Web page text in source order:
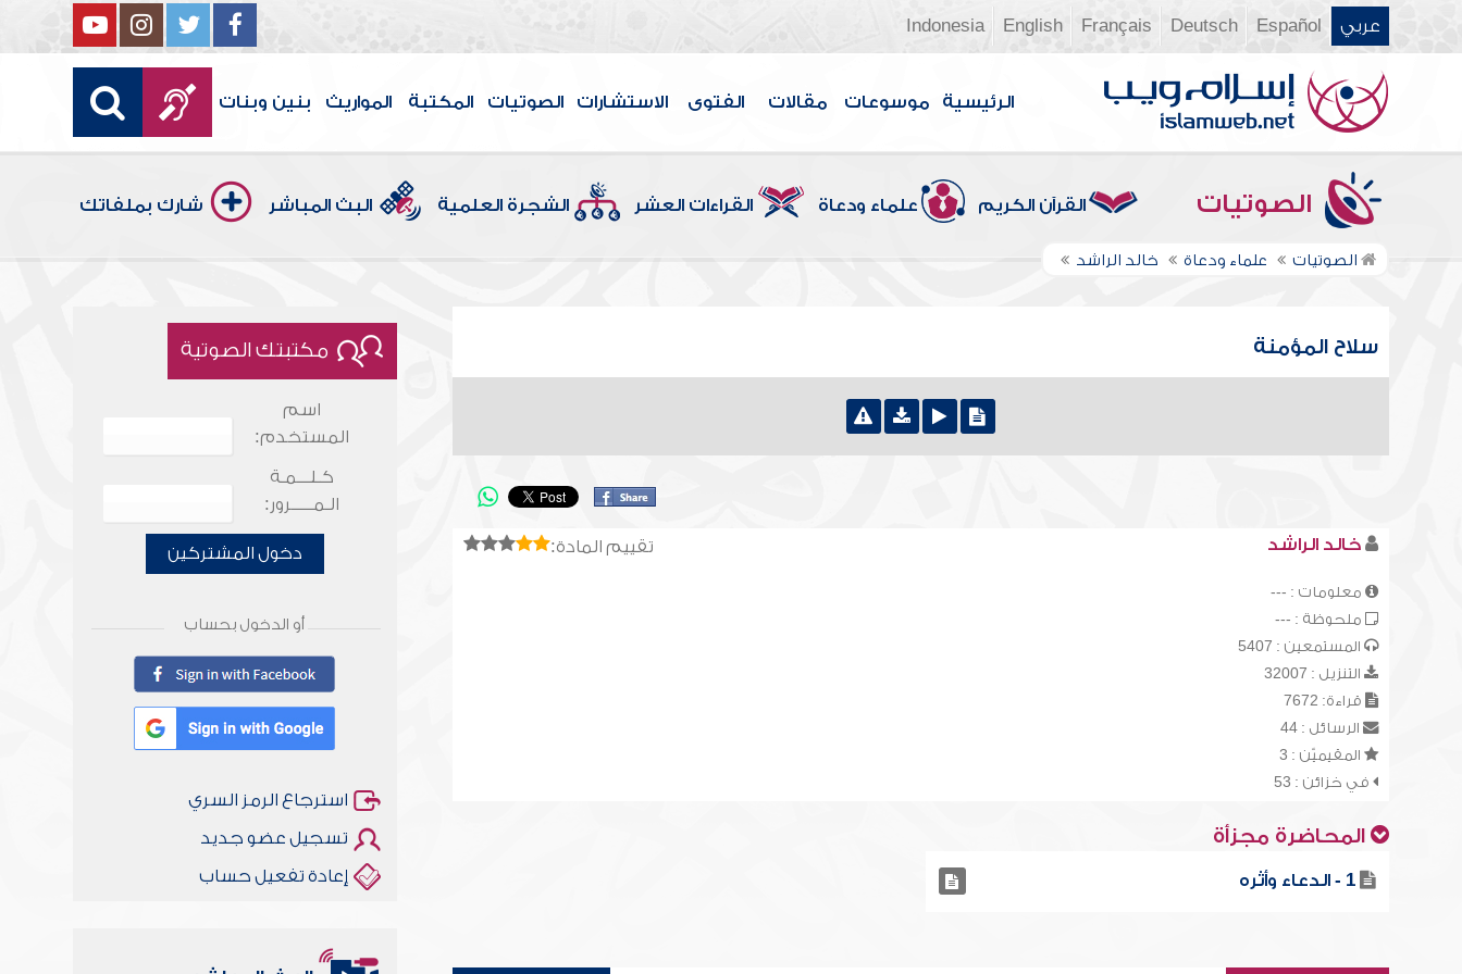
عربي Español
Deutsch
Français
English
Indonesia
الرئيسية موسوعات مقالات الفتوى الاستشارات الصوتيات المكتبة المواريث بنين وبنات
الصوتيات القرآن الكريم علماء ودعاة القراءات العشر الشجرة العلمية البث المباشر شارك بملفاتك
الصوتيات علماء ودعاة خالد الراشد
سلاح المؤمنة
تقييم المادة: خالد الراشد
معلومات : ---
ملحوظة : ---
المستمعين : 5407
التنزيل : 32007
قراءة: 7672
الرسائل : 44
المقيميّن : 3
في خزائن : 53
المحاضرة مجزأة
1 - الدعاء وأثره
مكتبتك الصوتية
اسم
المستخدم:
كـلـــمـة
الـمـــــرور:
دخول المشتركين
أو الدخول بحساب
استرجاع الرمز السري
تسجيل عضو جديد
إعادة تفعيل حساب